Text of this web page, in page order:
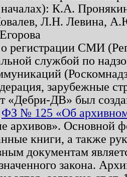
началах): К.А.
Л.Н. Левина,
о регистрации СМИ
службой по
зарубежные
«Дебри-ДВ» был
ФЗ № 125 «Об
архивов». Основной
книги, а также
документам
закона.